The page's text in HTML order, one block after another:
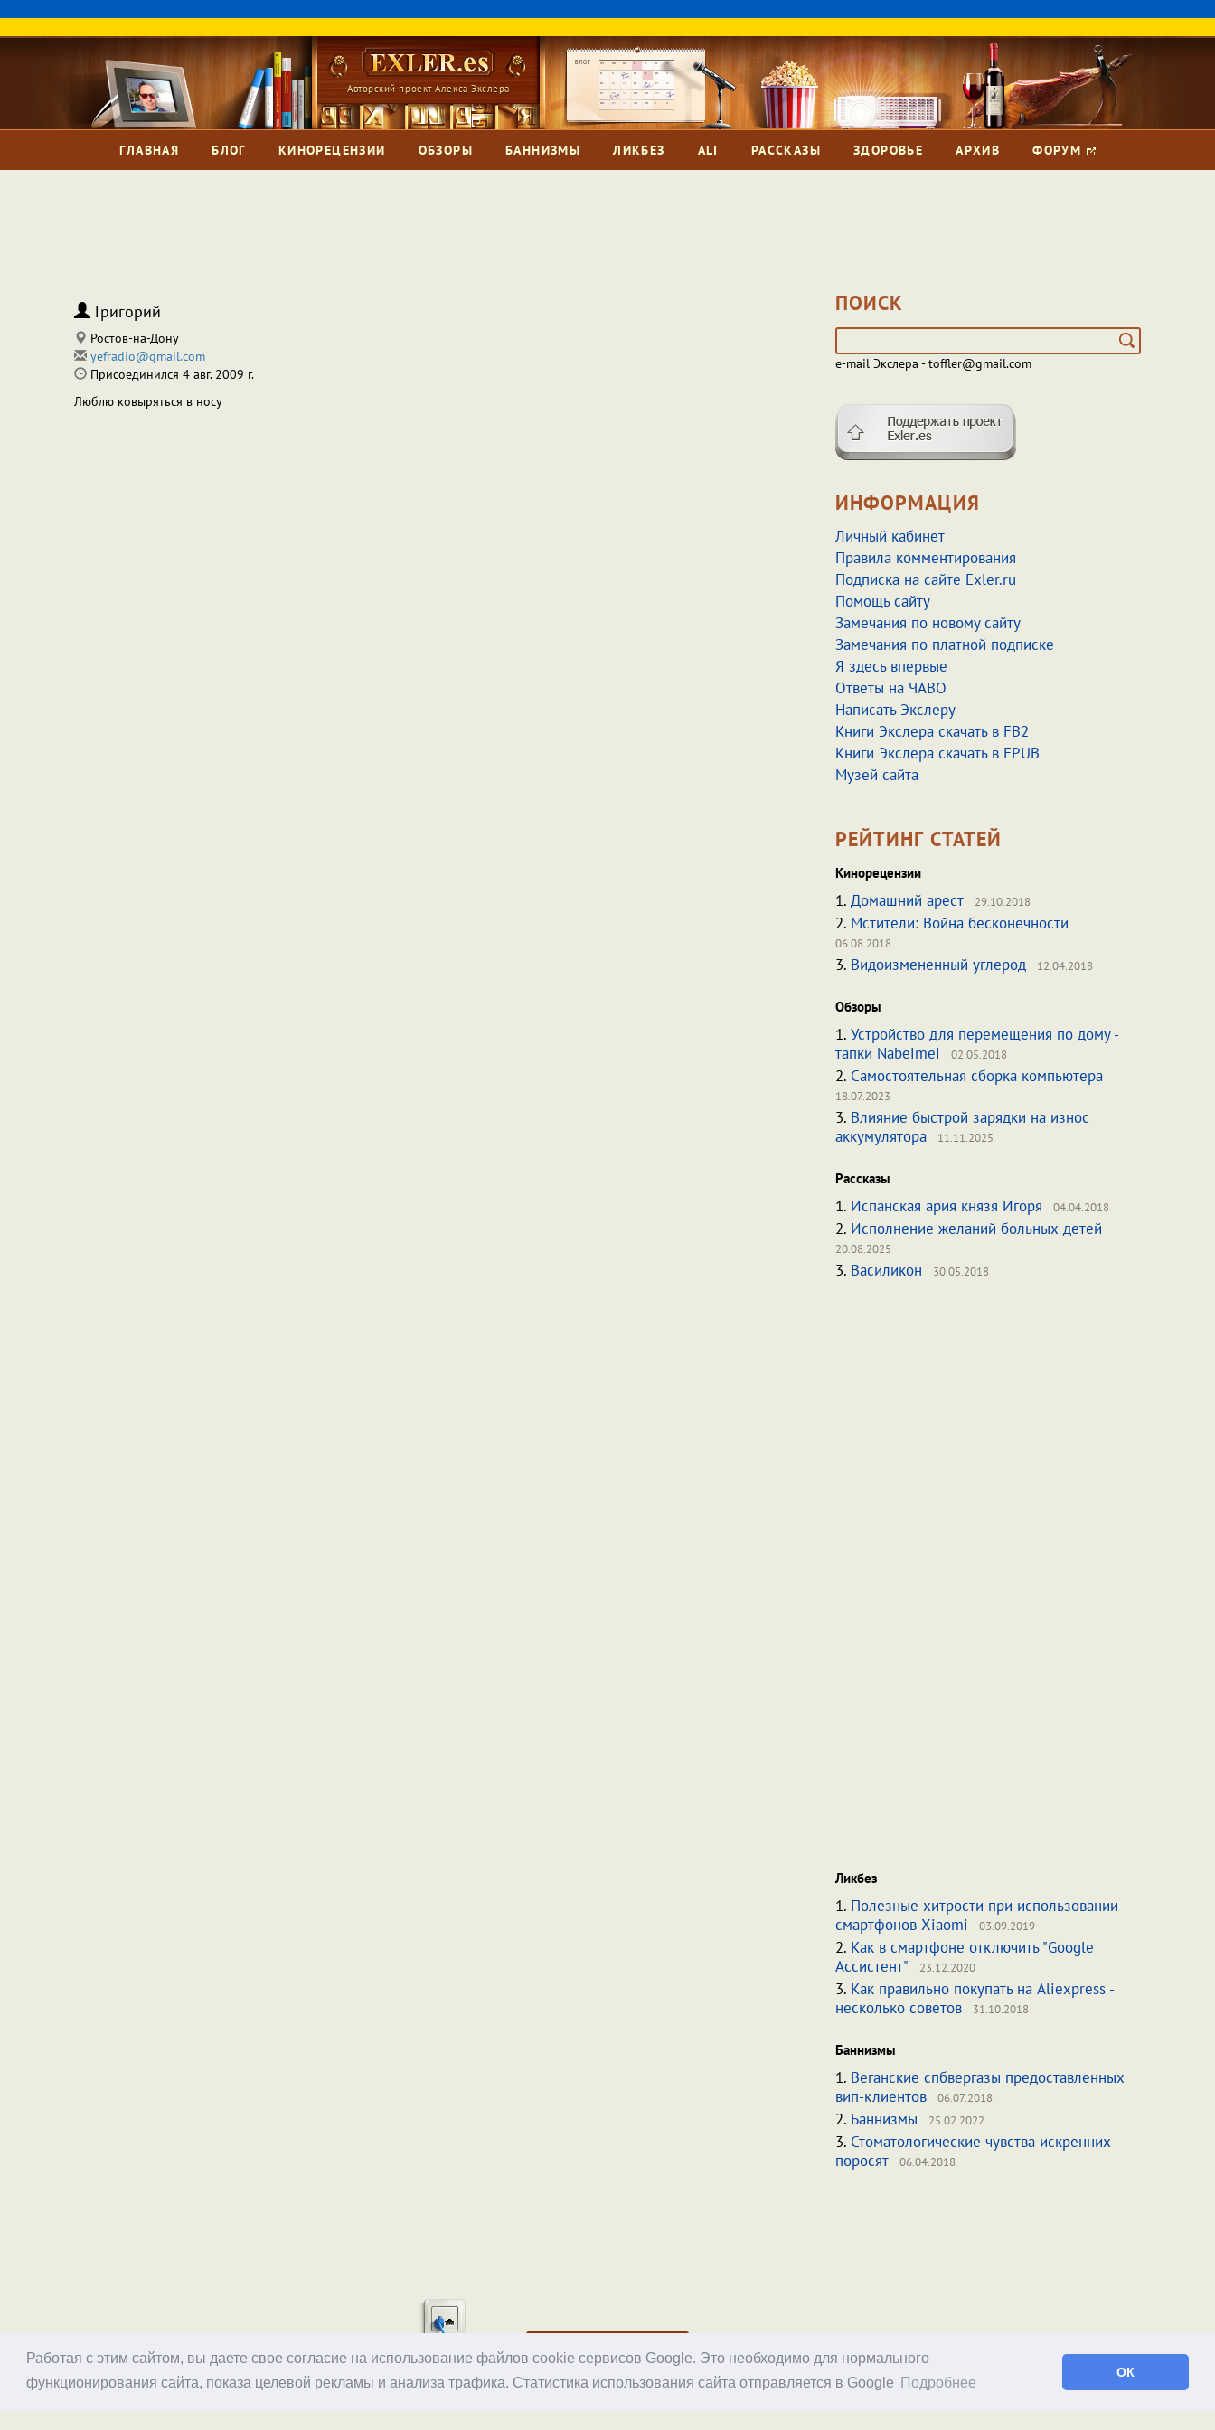
Работая с этим сайтом, вы даете свое согласие на использование файлов cookie сервисов Google. Это необходимо для нормального
функционирования сайта, показа целевой рекламы и анализа трафика. Статистика использования сайта отправляется в Google
Подробнее
ОК
Авторский проект Алекса Экслера
ГЛАВНАЯ БЛОГ КИНОРЕЦЕНЗИИ ОБЗОРЫ БАННИЗМЫ ЛИКБЕЗ ALI РАССКАЗЫ ЗДОРОВЬЕ АРХИВ ФОРУМ
Григорий
Ростов-на-Дону
yefradio@gmail.com
Присоединился 4 авг. 2009 г.
Люблю ковыряться в носу
ПОИСК
e-mail Экслера - toffler@gmail.com
ИНФОРМАЦИЯ
Личный кабинет
Правила комментирования
Подписка на сайте Exler.ru
Помощь сайту
Замечания по новому сайту
Замечания по платной подписке
Я здесь впервые
Ответы на ЧАВО
Написать Экслеру
Книги Экслера скачать в FB2
Книги Экслера скачать в EPUB
Музей сайта
РЕЙТИНГ СТАТЕЙ
Кинорецензии
1. Домашний арест 29.10.2018
2. Мстители: Война бесконечности
06.08.2018
3. Видоизмененный углерод 12.04.2018
Обзоры
1. Устройство для перемещения по дому -
тапки Nabeimei
02.05.2018
2. Самостоятельная сборка компьютера
18.07.2023
3. Влияние быстрой зарядки на износ
аккумулятора
11.11.2025
Рассказы
1. Испанская ария князя Игоря 04.04.2018
2. Исполнение желаний больных детей
20.08.2025
3. Василикон 30.05.2018
Ликбез
1. Полезные хитрости при использовании
смартфонов Xiaomi
03.09.2019
2. Как в смартфоне отключить "Google
Ассистент"
23.12.2020
3. Как правильно покупать на Aliexpress -
несколько советов
31.10.2018
Баннизмы
1. Веганские спбвергазы предоставленных
вип-клиентов
06.07.2018
2. Баннизмы 25.02.2022
3. Стоматологические чувства искренних
поросят
06.04.2018
© 1998–2026 Alex Exler RSS блога